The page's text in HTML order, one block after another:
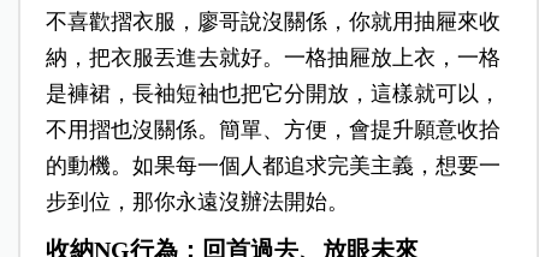
不喜歡摺衣服，廖哥說沒關係，你就用抽屜來收
納，把衣服丟進去就好。一格抽屜放上衣，一格
是褲裙，長袖短袖也把它分開放，這樣就可以，
不用摺也沒關係。簡單、方便，會提升願意收拾
的動機。如果每一個人都追求完美主義，想要一
步到位，那你永遠沒辦法開始。
收納NG行為：回首過去、放眼未來